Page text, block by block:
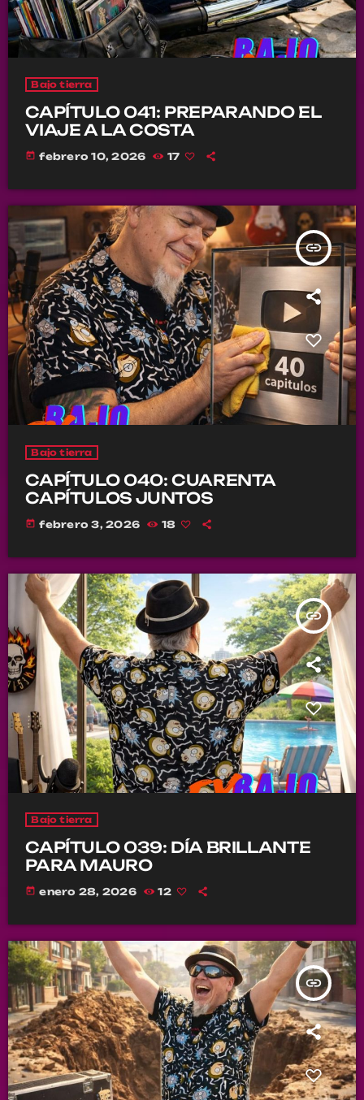
Bajo tierra
CAPÍTULO 041: PREPARANDO EL
VIAJE A LA COSTA
today febrero 10, 2026 17
insert_link
Bajo tierra
CAPÍTULO 040: CUARENTA
CAPÍTULOS JUNTOS
today febrero 3, 2026 18
insert_link
Bajo tierra
CAPÍTULO 039: DÍA BRILLANTE
PARA MAURO
today enero 28, 2026 12
insert_link